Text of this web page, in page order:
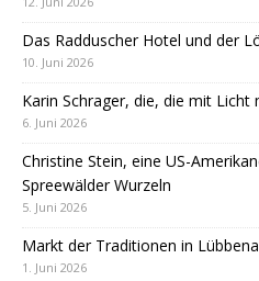
Das Radduscher Hotel und der
10. Juni 2026
Karin Schrager, die, die mit Licht
6. Juni 2026
Christine Stein, eine US-
Spreewälder Wurzeln
5. Juni 2026
Markt der Traditionen in
1. Juni 2026